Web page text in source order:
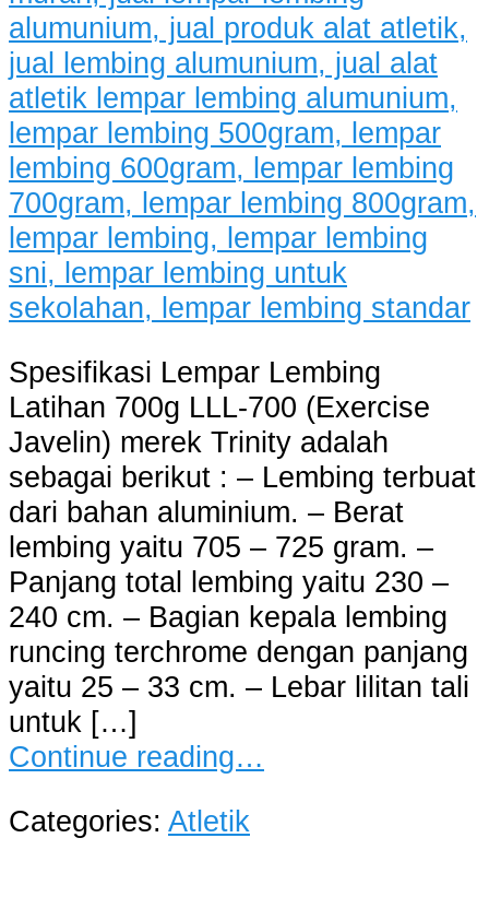
Spesifikasi Lempar Lembing
Latihan 700g LLL-700 (Exercise
Javelin) merek Trinity adalah
sebagai berikut : – Lembing terbuat
dari bahan aluminium. – Berat
lembing yaitu 705 – 725 gram. –
Panjang total lembing yaitu 230 –
240 cm. – Bagian kepala lembing
runcing terchrome dengan panjang
yaitu 25 – 33 cm. – Lebar lilitan tali
untuk […]
Continue reading…
Categories: Atletik